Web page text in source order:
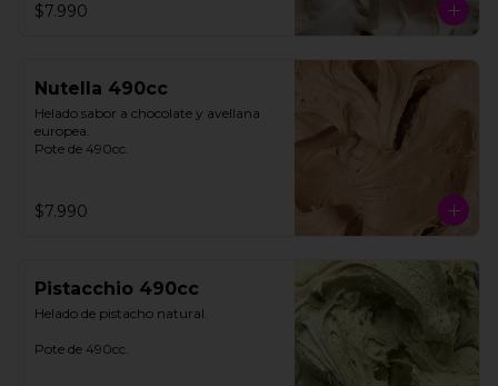
$7.990
Nutella 490cc
Helado sabor a chocolate y avellana
europea.
Pote de 490cc.
$7.990
Pistacchio 490cc
Helado de pistacho natural.
Pote de 490cc.